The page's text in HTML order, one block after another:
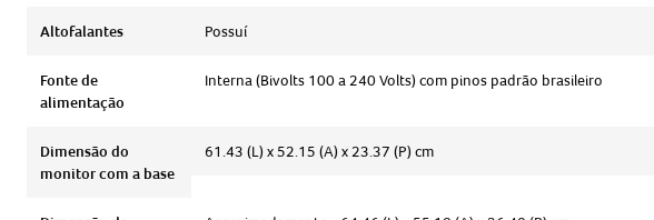
Altofalantes Possuí
Fonte de
alimentação
Interna (Bivolts 100 a 240 Volts) com pinos padrão brasileiro
Dimensão do
monitor com a base
61.43 (L) x 52.15 (A) x 23.37 (P) cm